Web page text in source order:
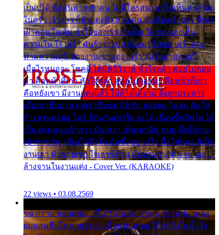
เป็นบ่ได้ คือคนพ่าย ฮักคน ไม่มีใครสน เขาไม่เห็นคน ที่อยู่
ในครัว เจ้าสาว ก็มัวแต่งตัว สวยเด่น นั่งเคียงเจ้าบ่าว ที่เขา
เฝ้าคอย ใจเต้น หัวใจของเรา ลำเค็ญ ใครจะมองเห็น
ความใน ใจ เศร้า มันร้าวระบม ต้องมาขื่นขม เศร้าตรม
ท่ามความสุขี ช่วยงานเขาแต่ง แต่เรา แล้งมาหลายปี
เมื่อไรหนอจะ โชคดี ได้มีพิธีวิวาห์ หัวใจหล้า คอยไปคอย
มา คือหน้าที่เก่า หัวใจหล้า คอยไปคอยมา คือหน้าที่เก่า
คือหยังเขา มีงานแต่งแล้ว ไปล้างแต่จาน ดั่งถูกประหาร
เมื่อเขาชื่นบาน แต่เราขื่นขม โอ้ รัก ลอยลม ไม่สม ดัง ใจ
ล้างจานคอยคู่ ไม่รู้ อีกนานเท่าใด จะได้ เลื่อนขั้นบันได ได้
เป็น ตำแหน่งเจ้าสาว มันเหงา เห็นเขามีคู่ ซมดู มีคู่ก็ม่วน
เข้าพาขวัญ เสียงโห่ตึงตึง มันซึ้ง อยู่แก่ใจ มื้อใด๋หนอ สิเป็น
งานเฮา มัวซอยเขา ใจเฮาซิด้าน มันทรมาน จับจาน เอย…
ล้างจานในงานแต่ง - Cover Ver. (KARAOKE)
22 views • 03.08.2569
ขอ กราบ ขอบคุณ.... ที่ได้รับไออุ่น การุณ จากแฟน เพลง
ผมแสนชื่นใจ หายวังเวง เมื่อแฟนเพลง ให้กำลังใจ น้ำใจ